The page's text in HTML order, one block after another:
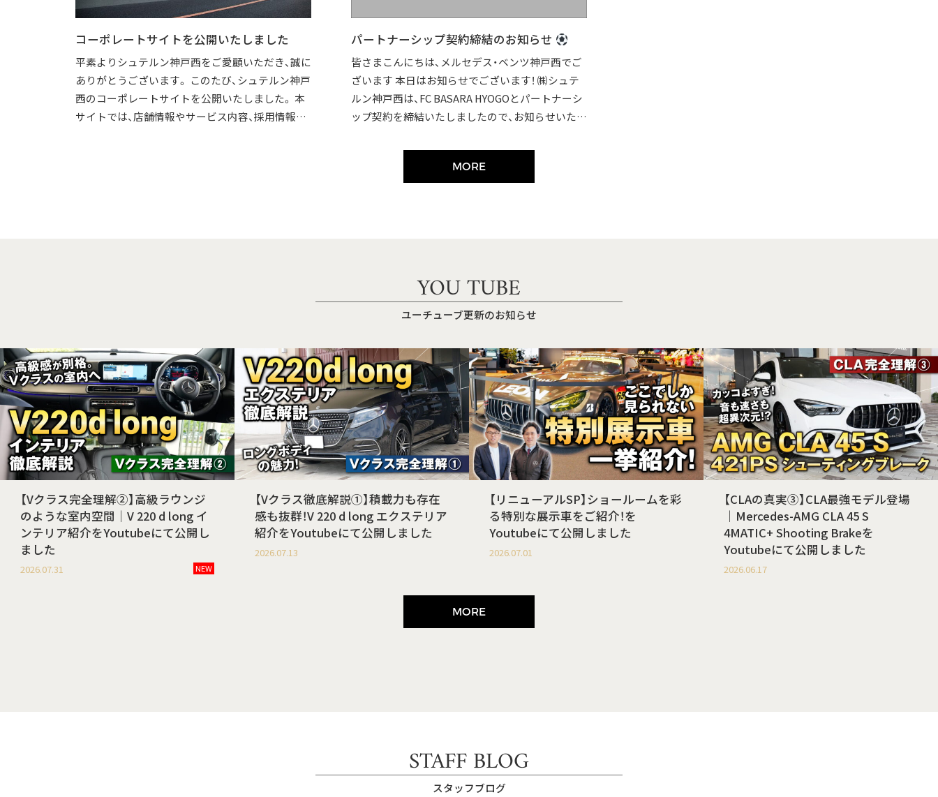
コーポレートサイトを公開いたしました
平素よりシュテルン神戸西をご愛顧いただき、誠に
ありがとうございます。 このたび、シュテルン神戸
西のコーポレートサイトを公開いたしました。 本
サイトでは、店舗情報やサービス内容、採用情報な
パートナーシップ契約締結のお知らせ
皆さまこんにちは、メルセデス・ベンツ神戸西でご
ざいます 本日はお知らせでございます！ ㈱シュテ
ルン神戸西は、FC BASARA HYOGOとパートナーシ
ップ契約を締結いたしましたので、お知らせいたし
MORE
YOU TUBE
ユーチューブ更新のお知らせ
【Vクラス完全理解②】高級ラウンジ
のような室内空間｜V 220 d long イ
ンテリア紹介をYoutubeにて公開し
ました
2026.07.31 NEW
【Vクラス徹底解説①】積載力も存在
感も抜群！V 220 d long エクステリア
紹介をYoutubeにて公開しました
2026.07.13
【リニューアルSP】ショールームを彩
る特別な展示車をご紹介！を
Youtubeにて公開しました
2026.07.01
【CLAの真実③】CLA最強モデル登場
｜Mercedes-AMG CLA 45 S
4MATIC+ Shooting Brakeを
Youtubeにて公開しました
2026.06.17
MORE
STAFF BLOG
スタッフブログ